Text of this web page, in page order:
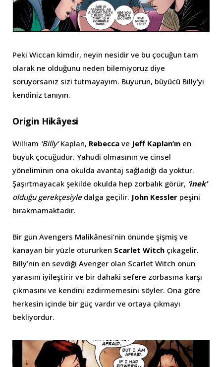
Peki Wiccan kimdir, neyin nesidir ve bu çocuğun tam
olarak ne olduğunu neden bilemiyoruz diye
soruyorsanız sizi tutmayayım. Buyurun, büyücü Billy’yi
kendiniz tanıyın.
Origin Hikâyesi
William ‘Billy’Kaplan, Rebecca ve Jeff Kaplan’ın en
büyük çocuğudur. Yahudi olmasının ve cinsel
yöneliminin ona okulda avantaj sağladığı da yoktur.
Şaşırtmayacak şekilde okulda hep zorbalık görür, ‘inek’
olduğu gerekçesiyle dalga geçilir. John Kessler peşini
bırakmamaktadır.
Bir gün Avengers Malikânesi’nin önünde şişmiş ve
kanayan bir yüzle otururken Scarlet Witch çıkagelir.
Billy’nin en sevdiği Avenger olan Scarlet Witch onun
yarasını iyileştirir ve bir dahaki sefere zorbasına karşı
çıkmasını ve kendini ezdirmemesini söyler. Ona göre
herkesin içinde bir güç vardır ve ortaya çıkmayı
bekliyordur.